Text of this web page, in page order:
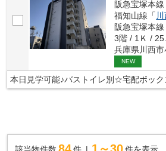
阪急宝塚本線
福知山線「
阪急宝塚本線
3階 / 1Ｋ /
兵庫県川西市
NEW
本日見学可能♪バストイレ別☆宅配ボック